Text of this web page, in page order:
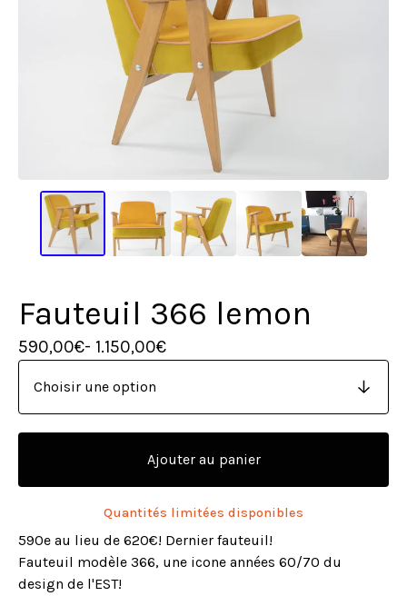
Fauteuil 366 lemon
590,00€- 1.150,00€
Ajouter au panier
Quantités limitées disponibles
590e au lieu de 620€! Dernier fauteuil!
Fauteuil modèle 366, une icone années 60/70 du
design de l'EST!